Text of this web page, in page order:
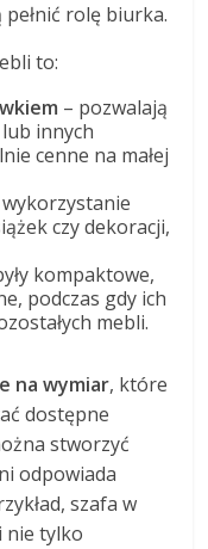
rolę biurka.
to:
– pozwalają
innych
cenne na małej
czy dekoracji,
kompaktowe,
podczas gdy ich
mebli.
na wymiar, które
dostępne
stworzyć
odpowiada
szafa w
nie tylko